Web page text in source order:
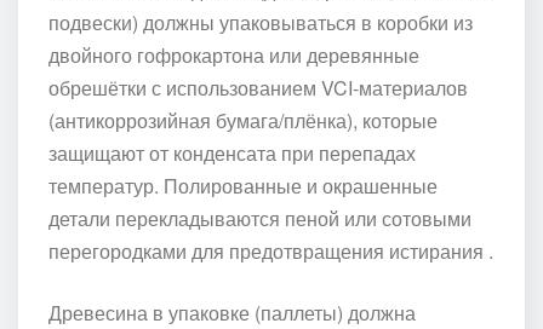
подвески) должны упаковываться в коробки из
двойного гофрокартона или деревянные
обрешётки с использованием VCI-материалов
(антикоррозийная бумага/плёнка), которые
защищают от конденсата при перепадах
температур. Полированные и окрашенные
детали перекладываются пеной или сотовыми
перегородками для предотвращения истирания .
Древесина в упаковке (паллеты) должна